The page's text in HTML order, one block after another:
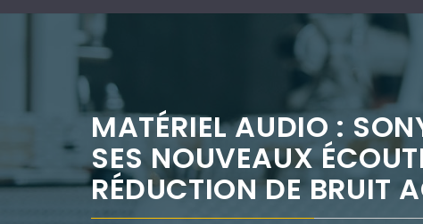
MATÉRIEL AUDIO :
SES NOUVEAUX
RÉDUCTION DE BRUIT